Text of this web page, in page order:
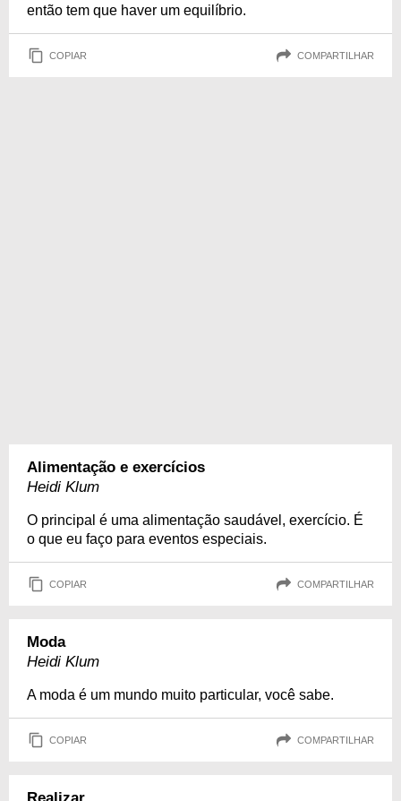
então tem que haver um equilíbrio.
COPIAR COMPARTILHAR
Alimentação e exercícios
Heidi Klum
O principal é uma alimentação saudável, exercício. É
o que eu faço para eventos especiais.
COPIAR COMPARTILHAR
Moda
Heidi Klum
A moda é um mundo muito particular, você sabe.
COPIAR COMPARTILHAR